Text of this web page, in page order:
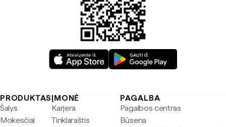
PRODUKTAS
Šalys
Mokesčiai
ĮMONĖ
Karjera
Tinklaraštis
PAGALBA
Pagalbos centras
Būsena